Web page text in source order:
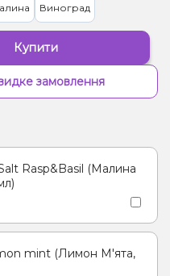
Виноград
Купити
замовлення
Rasp&Basil (Малина
mint (Лимон М'ята,